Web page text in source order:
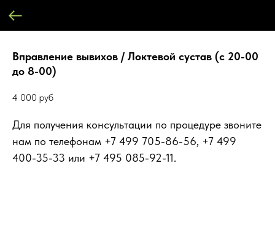
Вправление вывихов / Локтевой сустав (с 20-00
до 8-00)
4 000 руб
Для получения консультации по процедуре звоните
нам по телефонам +7 499 705-86-56, +7 499
400-35-33 или +7 495 085-92-11.